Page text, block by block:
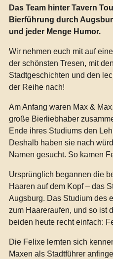
Das Team hinter Tavern
Bierführung durch
und jeder Menge Humor.
Wir nehmen euch mit auf
der schönsten Tresen, mit
Stadtgeschichten und den
der Reihe nach!
Am Anfang waren Max &
große Bierliebhaber
Ende ihres Studiums den
Deshalb haben sie nach
Namen gesucht. So kamen
Ursprünglich begannen die
Haaren auf dem Kopf – das
Augsburg. Das Studium des
zum Haareraufen, und so ist
beiden heute recht einfach:
Die Felixe lernten sich
Maxen als Stadtführer